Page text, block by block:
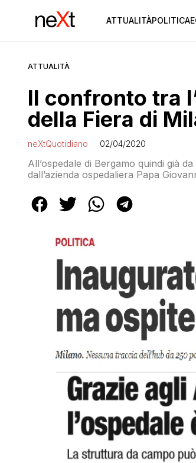
ATTUALITÀPOLITICA
ATTUALITÀ
Il confronto tra
della Fiera di
neXtQuotidiano 02/04/2020
All’ospedale di Bergamo quindi già
dall’azienda ospedaliera Papa